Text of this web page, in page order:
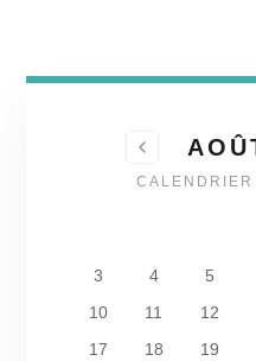
3
4 5
10
11 12
17
18 19